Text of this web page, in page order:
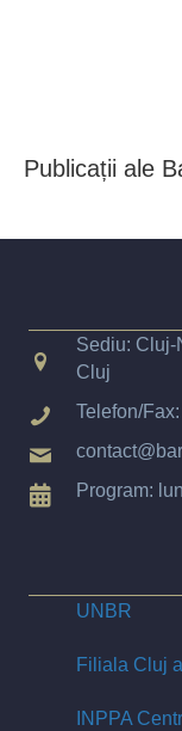
Publicații ale
Sediu: Cluj-
Cluj
Telefon/Fax:
Program:
UNBR
Filiala Cluj
INPPA